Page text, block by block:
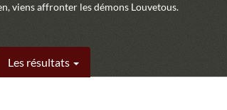
viens affronter les démons Louvetous.
Les résultats